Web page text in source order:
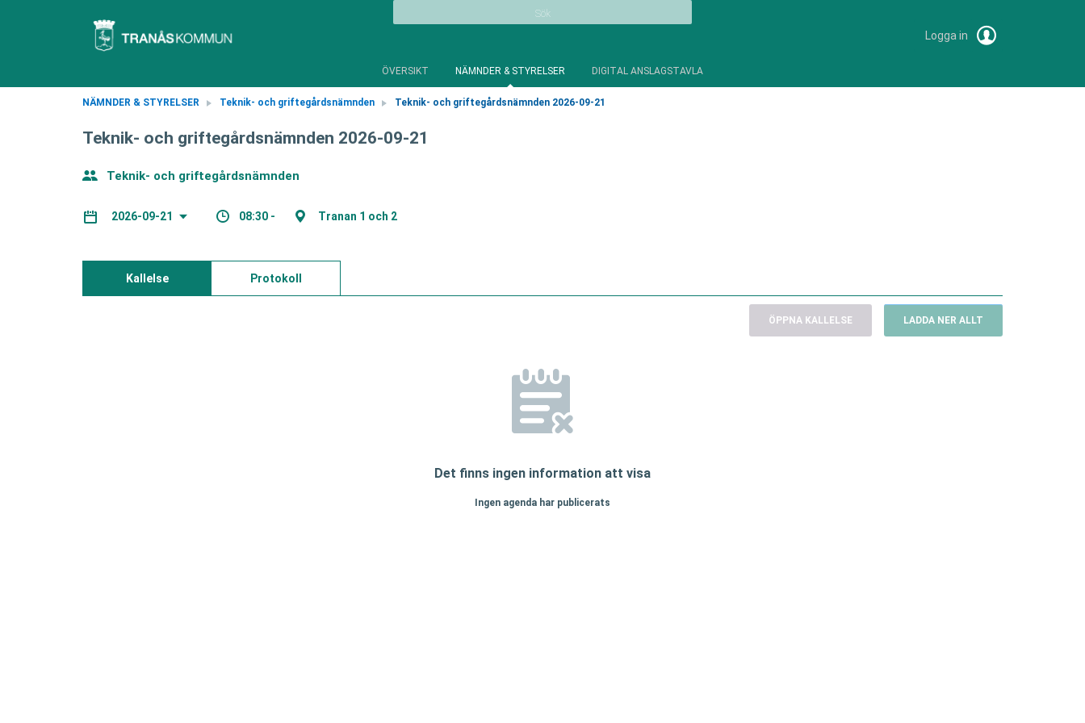
Sök
Logga in
ÖVERSIKT NÄMNDER & STYRELSER DIGITAL ANSLAGSTAVLA
NÄMNDER & STYRELSER Teknik- och griftegårdsnämnden Teknik- och griftegårdsnämnden 2026-09-21
Teknik- och griftegårdsnämnden 2026-09-21
Teknik- och griftegårdsnämnden
2026-09-21 08:30 - Tranan 1 och 2
Kallelse Protokoll
ÖPPNA KALLELSE LADDA NER ALLT
Det finns ingen information att visa
Ingen agenda har publicerats